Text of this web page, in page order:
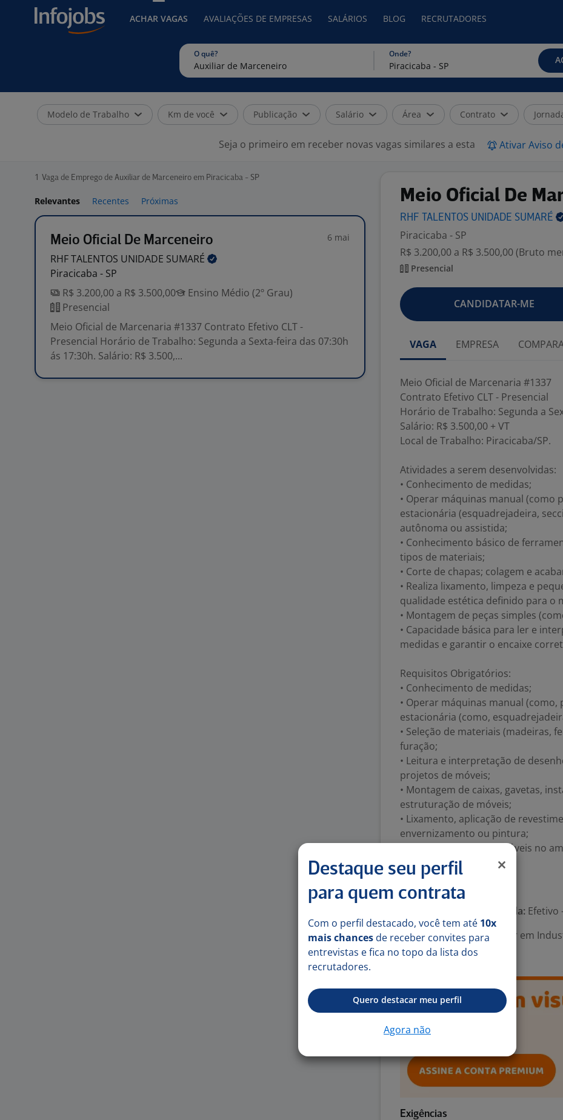
ACHAR VAGAS AVALIAÇÕES DE EMPRESAS SALÁRIOS BLOG RECRUTADORES
O quê? Onde?
Modelo de Trabalho Km de você Publicação Salário Área Contrato
Seja o primeiro em receber novas vagas similares a esta Ativar Aviso
1 Vaga de Emprego de Auxiliar de Marceneiro em Piracicaba - SP
Relevantes Recentes Próximas
Meio Oficial De Marceneiro 6 mai
RHF TALENTOS UNIDADE SUMARÉ
Piracicaba - SP
R$ 3.200,00 a R$ 3.500,00
Ensino Médio (2º Grau)
Presencial
Meio Oficial de Marcenaria #1337 Contrato Efetivo CLT -
Presencial Horário de Trabalho: Segunda a Sexta-feira das 07:30h
ás 17:30h. Salário: R$ 3.500,...
Meio Oficial De
RHF TALENTOS UNIDADE SUMARÉ
Piracicaba - SP
R$ 3.200,00 a R$ 3.500,00 (Bruto
Presencial
CANDIDATAR-ME
VAGA EMPRESA
Meio Oficial de Marcenaria #1337
Contrato Efetivo CLT - Presencial
Horário de Trabalho: Segunda a
Salário: R$ 3.500,00 + VT
Local de Trabalho: Piracicaba/SP.
Atividades a serem desenvolvidas:
• Conhecimento de medidas;
• Operar máquinas manual (como
estacionária (esquadrejadeira,
autônoma ou assistida;
• Conhecimento básico de
tipos de materiais;
• Corte de chapas; colagem e
• Realiza lixamento, limpeza e
qualidade estética definido para o
• Montagem de peças simples
• Capacidade básica para ler e
medidas e garantir o encaixe
Requisitos Obrigatórios:
• Conhecimento de medidas;
• Operar máquinas manual
estacionária (como,
• Seleção de materiais (madeiras,
furação;
• Leitura e interpretação de
projetos de móveis;
• Montagem de caixas, gavetas,
estruturação de móveis;
• Lixamento, aplicação de
envernizamento ou pintura;
• Montagem final dos móveis no
comercial);
Número de vagas:
Tipo de contrato e Jornada: Efetivo
Área Profissional:Auxiliar em
Montagem de Móveis
Exigências
Destaque seu perfil
para quem contrata
Com o perfil destacado, você tem até 10x
mais chances de receber convites para
entrevistas e fica no topo da lista dos
recrutadores.
Quero destacar meu perfil
Agora não